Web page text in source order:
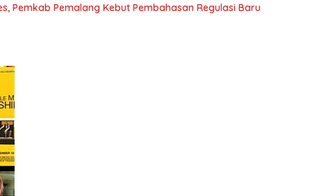
Pemkab Pemalang Kebut Pembahasan Regulasi Baru